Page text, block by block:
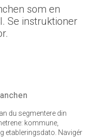
som en
Se instruktioner
du segmentere din
kommune,
etableringsdato. Navigér